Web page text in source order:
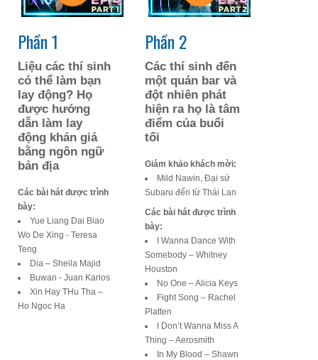
Phần 1
Liệu các thí sinh
có thể làm bạn
lay động? Họ
được hướng
dẫn làm lay
động khán giả
bằng ngôn ngữ
bản địa
Các bài hát được trình
bày:
Yue Liang Dai Biao
Wo De Xing - Teresa
Teng
Dia – Sheila Majid
Buwan - Juan Karlos
Xin Hay THu Tha –
Ho Ngoc Ha
Phần 2
Các thí sinh đến
một quán bar và
đột nhiên phát
hiện ra họ là tâm
điểm của buổi
tối
Giám khảo khách mời:
Mild Nawin, Đại sứ
Subaru đến từ Thái Lan
Các bài hát được trình
bày:
I Wanna Dance With
Somebody – Whitney
Houston
No One – Alicia Keys
Fight Song – Rachel
Platten
I Don’t Wanna Miss A
Thing – Aerosmith
In My Blood – Shawn